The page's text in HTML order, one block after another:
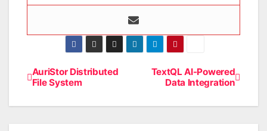
BeitragsnavigationTextQL AI-Powered
Data Integration
AuriStor Distributed
File System